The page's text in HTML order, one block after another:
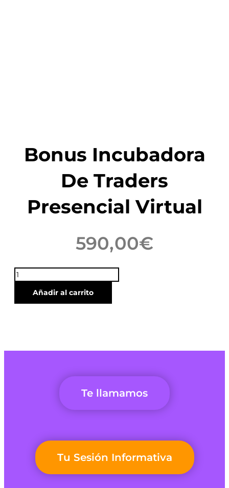
Bonus Incubadora
De Traders
Presencial Virtual
590,00€
Bonus
Traders
Añadir al carrito
Te llamamos
Tu Sesión Informativa